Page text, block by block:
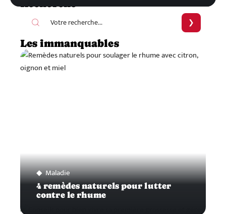
Les immanquables
Maladie
4 remèdes naturels pour lutter
contre le rhume